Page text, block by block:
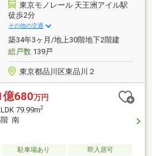
東京モノレール 天王洲アイル駅
徒歩2分
その他の交通
築34年3ヶ月/地上30階地下2階建
総戸数139戸
東京都品川区東品川２
億680万円
79.99m2
南
駐車場あり 即入居可